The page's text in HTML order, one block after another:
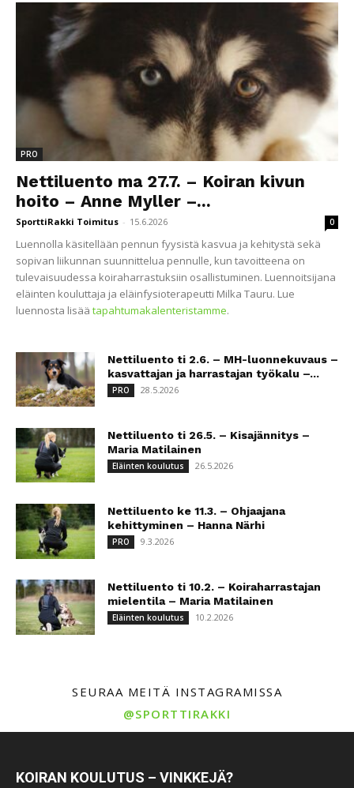
PRO
Nettiluento ma 27.7. – Koiran kivun
hoito – Anne Myller –...
SporttiRakki Toimitus - 15.6.2026 0
Luennolla käsitellään pennun fyysistä kasvua ja kehitystä sekä
sopivan liikunnan suunnittelua pennulle, kun tavoitteena on
tulevaisuudessa koiraharrastuksiin osallistuminen. Luennoitsijana
eläinten kouluttaja ja eläinfysioterapeutti Milka Tauru. Lue
luennosta lisää tapahtumakalenteristamme.
Nettiluento ti 2.6. – MH-luonnekuvaus –
kasvattajan ja harrastajan työkalu –...
PRO 28.5.2026
Nettiluento ti 26.5. – Kisajännitys –
Maria Matilainen
Eläinten koulutus 26.5.2026
Nettiluento ke 11.3. – Ohjaajana
kehittyminen – Hanna Närhi
PRO 9.3.2026
Nettiluento ti 10.2. – Koiraharrastajan
mielentila – Maria Matilainen
Eläinten koulutus 10.2.2026
SEURAA MEITÄ INSTAGRAMISSA
@SPORTTIRAKKI
KOIRAN KOULUTUS – VINKKEJÄ?